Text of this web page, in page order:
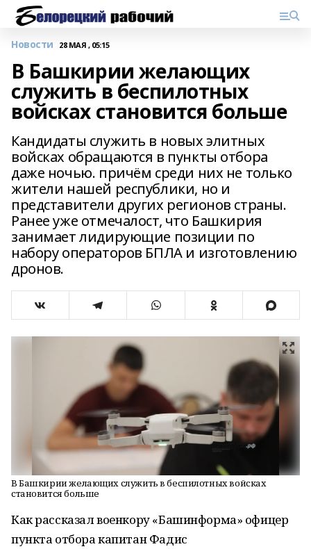
Новости 28 МАЯ , 05:15
В Башкирии желающих
служить в беспилотных
войсках становится больше
Кандидаты служить в новых элитных
войсках обращаются в пункты отбора
даже ночью. причём среди них не только
жители нашей республики, но и
представители других регионов страны.
Ранее уже отмечалост, что Башкирия
занимает лидирующие позиции по
набору операторов БПЛА и изготовлению
дронов.
В Башкирии желающих служить в беспилотных войсках
становится больше
Как рассказал военкору «Башинформа» офицер
пункта отбора капитан Фадис